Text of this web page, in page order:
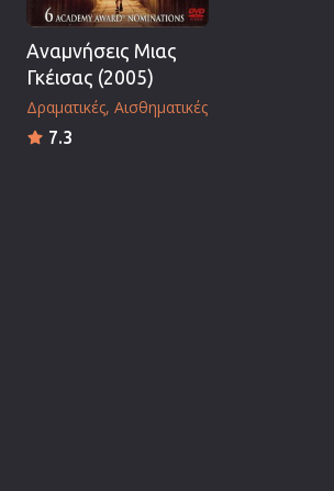
Αναμνήσεις Μιας
Γκέισας (2005)
Δραματικές Αισθηματικές
7.3